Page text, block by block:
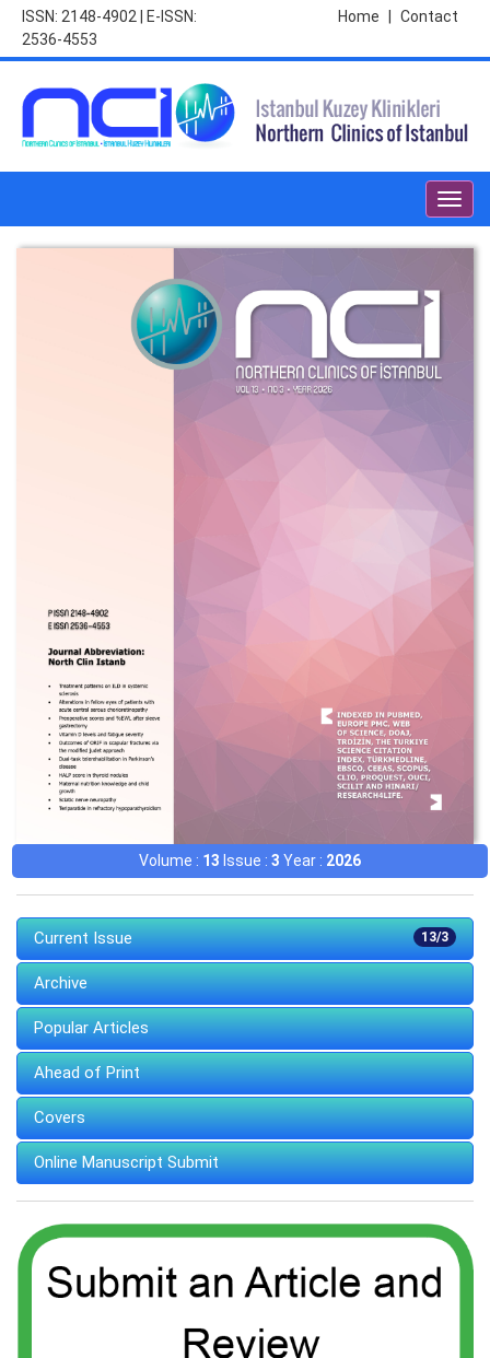
ISSN: 2148-4902 | E-ISSN:
2536-4553
Contact
Home
Volume : 13 Issue : 3 Year : 2026
13/3
Current Issue
Archive
Popular Articles
Ahead of Print
Covers
Online Manuscript Submit